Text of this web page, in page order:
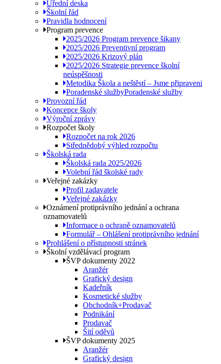
Úřední deska
Školní řád
Pravidla hodnocení
Program prevence
2025/2026 Program prevence šikany
2025/2026 Preventivní program
2025/2026 Krizový plán
2025/2026 Strategie prevence školní
neúspěšnosti
Metodika Škola a neštěstí – Jsme připraveni
Poradenské službyPoradenské služby
Provozní řád
Koncepce školy
Výroční zprávy
Rozpočet školy
Rozpočet na rok 2026
Střednědobý výhled rozpočtu
Školská rada
Školská rada 2025/2026
Volební řád školské rady
Veřejné zakázky
Profil zadavatele
Veřejné zakázky
Oznámení protiprávního jednání a ochrana
oznamovatelů
Informace o ochraně oznamovatelů
Formulář – Ohlášení protiprávního jednání
Prohlášení o přístupnosti stránek
Školní vzdělávací program
ŠVP dokumenty 2022
Aranžér
Grafický design
Kadeřník
Kosmetické služby
Obchodník+Prodavač
Podnikání
Prodavač
Šití oděvů
ŠVP dokumenty 2025
Aranžér
Grafický design